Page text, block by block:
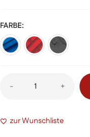
FARBE
-
Swiss
Menge
+
zur Wunschliste